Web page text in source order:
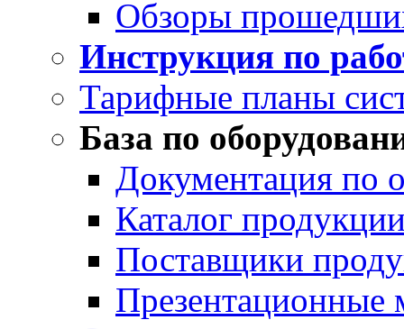
Обзоры
Инструкция по
Тарифные планы
База по
Документация по
Каталог
Поставщики
Презентационные